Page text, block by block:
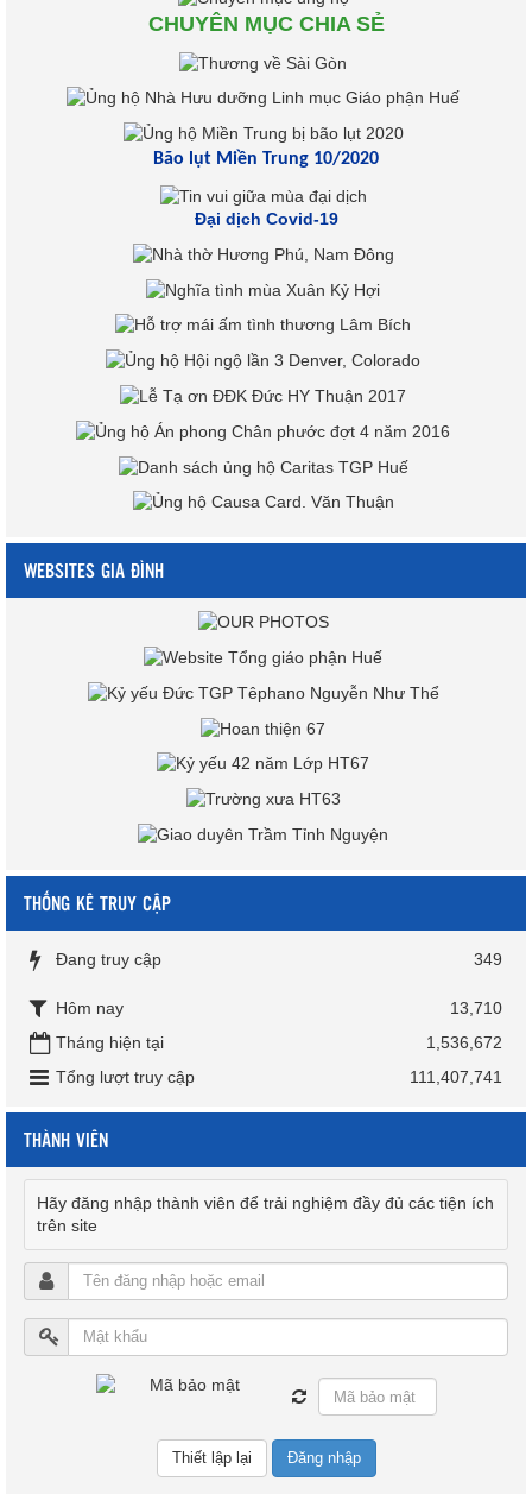
CHUYÊN MỤC CHIA SẺ
Bão lụt Miền Trung 10/2020
Đại dịch Covid-19
WEBSITES GIA ĐÌNH
THỐNG KÊ TRUY CẬP
Đang truy cập 349
Hôm nay
13,710
Tháng hiện tại
1,536,672
Tổng lượt truy cập
111,407,741
THÀNH VIÊN
Hãy đăng nhập thành viên để trải nghiệm đầy đủ các tiện ích
trên site
Đăng nhập